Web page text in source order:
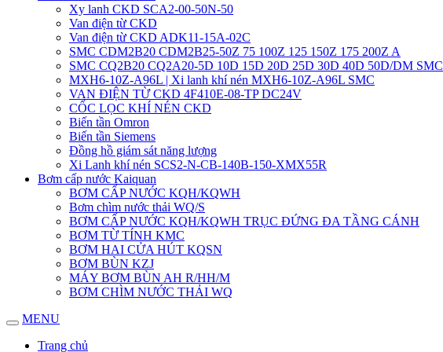
Xy lanh CKD SCA2-00-50N-50
Van điện từ CKD
Van điện từ CKD ADK11-15A-02C
SMC CDM2B20 CDM2B25-50Z 75 100Z 125 150Z 175 200Z A
SMC CQ2B20 CQ2A20-5D 10D 15D 20D 25D 30D 40D 50D/DM SMC
MXH6-10Z-A96L | Xi lanh khí nén MXH6-10Z-A96L SMC
VAN ĐIỆN TỪ CKD 4F410E-08-TP DC24V
CỐC LỌC KHÍ NÉN CKD
Biến tần Omron
Biến tần Siemens
Đồng hồ giám sát năng lượng
Xi Lanh khí nén SCS2-N-CB-140B-150-XMX55R
Bơm cấp nước Kaiquan
BƠM CẤP NƯỚC KQH/KQWH
Bơm chìm nước thải WQ/S
BƠM CẤP NƯỚC KQH/KQWH TRỤC ĐỨNG ĐA TẦNG CÁNH
BƠM TỪ TÍNH KMC
BƠM HAI CỬA HÚT KQSN
BƠM BÙN KZJ
MÁY BƠM BÙN AH R/HH/M
BƠM CHÌM NƯỚC THẢI WQ
MENU
Trang chủ